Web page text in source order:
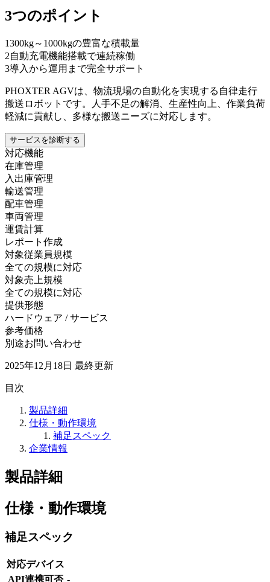
3つのポイント
1300kg～1000kgの豊富な積載量
2自動充電機能搭載で連続稼働
3導入から運用まで完全サポート
PHOXTER AGVは、物流現場の自動化を実現する自律走行
搬送ロボットです。人手不足の解消、生産性向上、作業負荷
軽減に貢献し、多様な搬送ニーズに対応します。
サービスを診断する
対応機能
在庫管理
入出庫管理
輸送管理
配車管理
車両管理
運賃計算
レポート作成
対象従業員規模
全ての規模に対応
対象売上規模
全ての規模に対応
提供形態
ハードウェア / サービス
参考価格
別途お問い合わせ
2025年12月18日 最終更新
目次
製品詳細
仕様・動作環境
補足スペック
企業情報
製品詳細
仕様・動作環境
補足スペック
対応デバイス
API連携可否 -